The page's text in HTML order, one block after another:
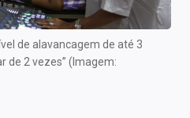
de alavancagem de até 3
de 2 vezes” (Imagem: